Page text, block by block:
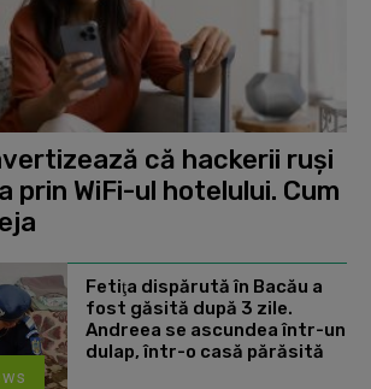
că hackerii ruși
prin WiFi-ul hotelului. Cum
Fetiţa dispărută în Bacău a
fost găsită după 3 zile.
Andreea se ascundea într-un
dulap, într-o casă părăsită